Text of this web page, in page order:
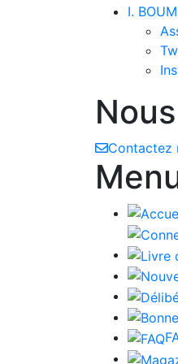
I.
Contactez